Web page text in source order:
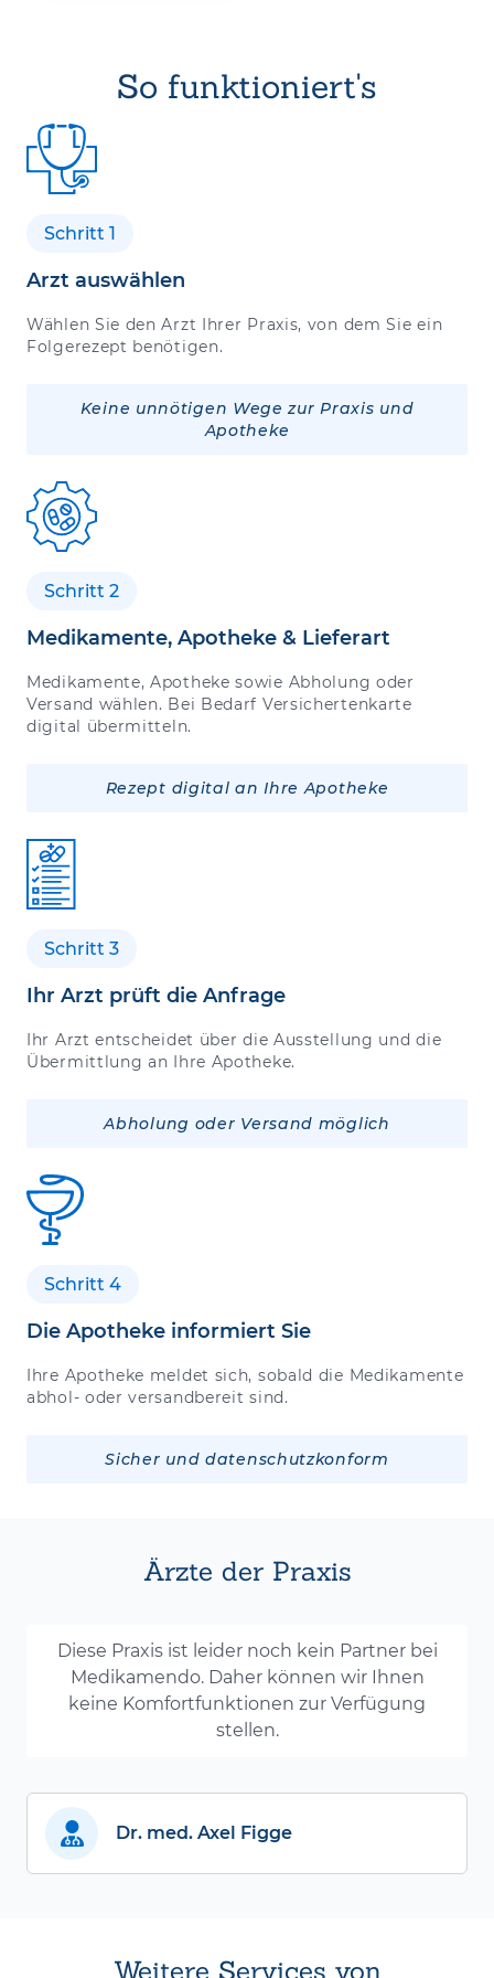
So funktioniert's
Schritt 1
Arzt auswählen
Wählen Sie den Arzt Ihrer Praxis, von dem Sie ein
Folgerezept benötigen.
Keine unnötigen Wege zur Praxis und
Apotheke
Schritt 2
Medikamente, Apotheke & Lieferart
Medikamente, Apotheke sowie Abholung oder
Versand wählen. Bei Bedarf Versichertenkarte
digital übermitteln.
Rezept digital an Ihre Apotheke
Schritt 3
Ihr Arzt prüft die Anfrage
Ihr Arzt entscheidet über die Ausstellung und die
Übermittlung an Ihre Apotheke.
Abholung oder Versand möglich
Schritt 4
Die Apotheke informiert Sie
Ihre Apotheke meldet sich, sobald die Medikamente
abhol- oder versandbereit sind.
Sicher und datenschutzkonform
Ärzte der Praxis
Diese Praxis ist leider noch kein Partner bei
Medikamendo. Daher können wir Ihnen
keine Komfortfunktionen zur Verfügung
stellen.
Dr. med. Axel Figge
Weitere Services von